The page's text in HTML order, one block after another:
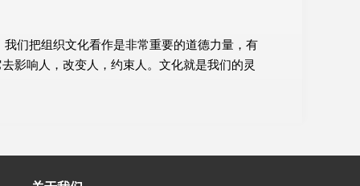
们把组织文化看作是非常重要的道德力量，有
影响人，改变人，约束人。文化就是我们的灵